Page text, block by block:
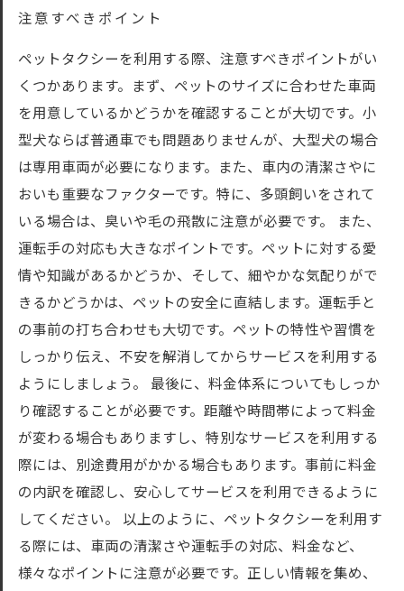
注意すべきポイント
ペットタクシーを利用する際、注意すべきポイントがい
くつかあります。まず、ペットのサイズに合わせた車両
を用意しているかどうかを確認することが大切です。小
型犬ならば普通車でも問題ありませんが、大型犬の場合
は専用車両が必要になります。また、車内の清潔さやに
おいも重要なファクターです。特に、多頭飼いをされて
いる場合は、臭いや毛の飛散に注意が必要です。 また、
運転手の対応も大きなポイントです。ペットに対する愛
情や知識があるかどうか、そして、細やかな気配りがで
きるかどうかは、ペットの安全に直結します。運転手と
の事前の打ち合わせも大切です。ペットの特性や習慣を
しっかり伝え、不安を解消してからサービスを利用する
ようにしましょう。 最後に、料金体系についてもしっか
り確認することが必要です。距離や時間帯によって料金
が変わる場合もありますし、特別なサービスを利用する
際には、別途費用がかかる場合もあります。事前に料金
の内訳を確認し、安心してサービスを利用できるように
してください。 以上のように、ペットタクシーを利用す
る際には、車両の清潔さや運転手の対応、料金など、
様々なポイントに注意が必要です。正しい情報を集め、